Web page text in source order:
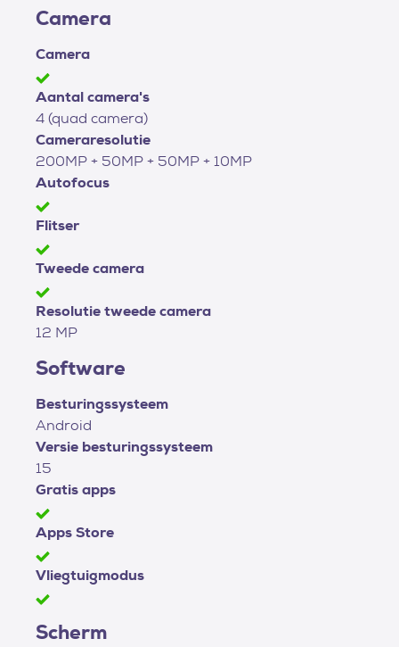
Camera
Camera
Aantal camera's
4 (quad camera)
Cameraresolutie
200MP + 50MP + 50MP + 10MP
Autofocus
Flitser
Tweede camera
Resolutie tweede camera
12 MP
Software
Besturingssysteem
Android
Versie besturingssysteem
15
Gratis apps
Apps Store
Vliegtuigmodus
Scherm